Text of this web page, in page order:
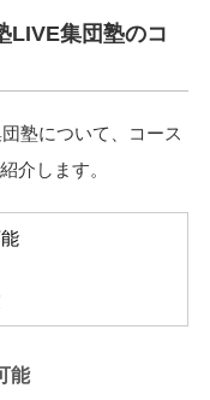
LIVE集団塾のコ
塾について、コース
介します。
能